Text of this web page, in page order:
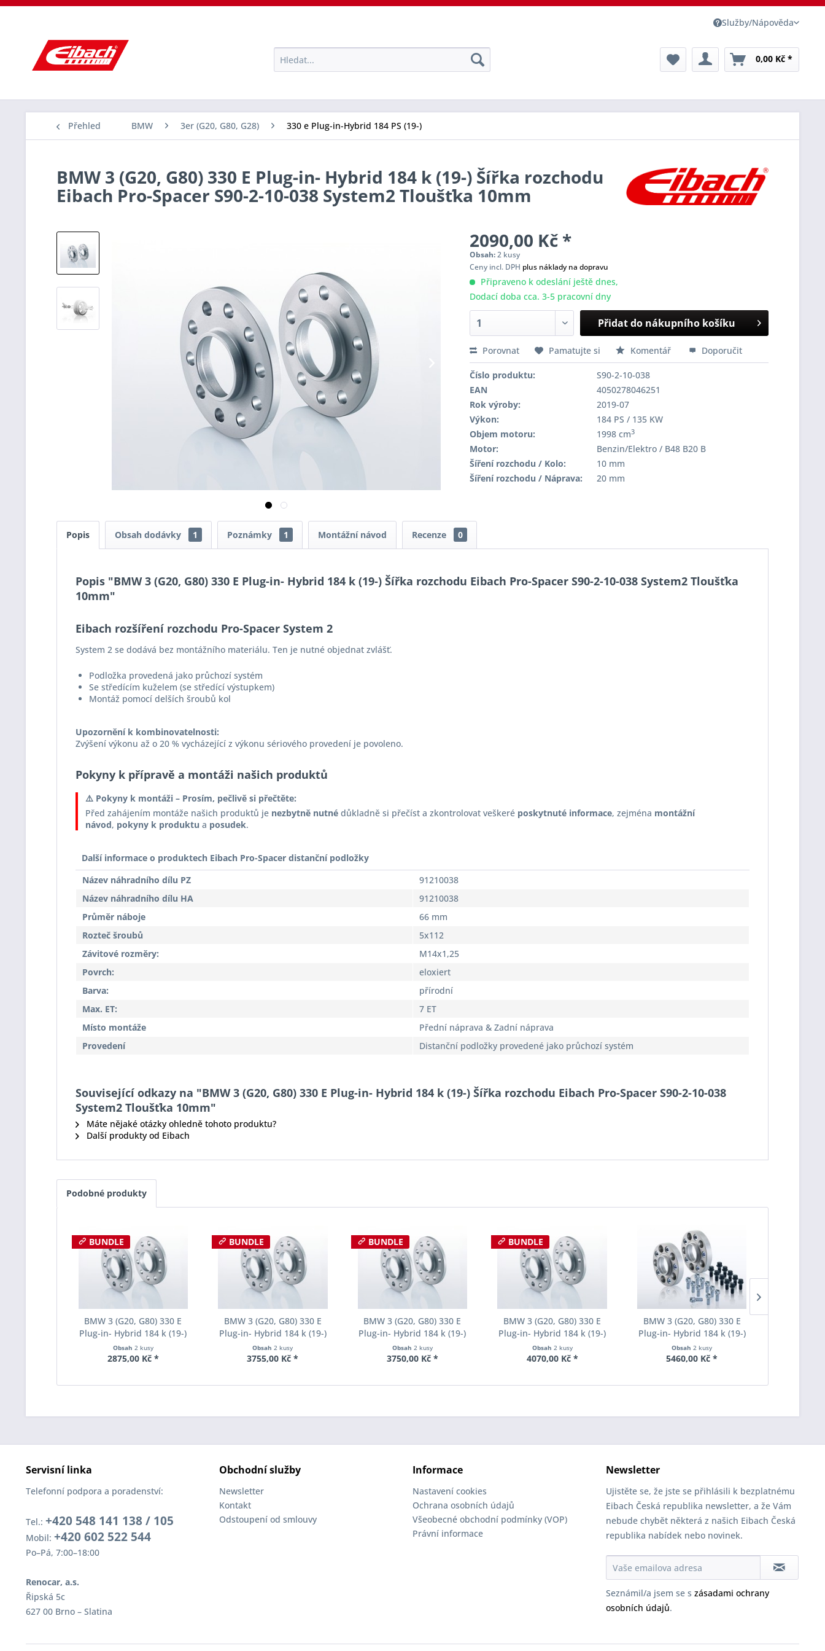
Služby/Nápověda
0,00 Kč *
Přehled BMW 3er (G20, G80, G28) 330 e Plug-in-Hybrid 184 PS (19-)
BMW 3 (G20, G80) 330 E Plug-in- Hybrid 184 k (19-) Šířka rozchodu
Eibach Pro-Spacer S90-2-10-038 System2 Tloušťka 10mm
2090,00 Kč *
Obsah:2 kusy
Ceny incl. DPH plus náklady na dopravu
Připraveno k odeslání ještě dnes,
Dodací doba cca. 3-5 pracovní dny
Přidat do nákupního košíku
Porovnat Pamatujte si Komentář Doporučit
Číslo produktu:
S90-2-10-038
EAN
4050278046251
Rok výroby:
2019-07
Výkon:
184 PS / 135 KW
Objem motoru:
1998 cm3
Motor:
Benzin/Elektro / B48 B20 B
Šíření rozchodu / Kolo:
10 mm
Šíření rozchodu / Náprava:
20 mm
Popis Obsah dodávky 1 Poznámky 1 Montážní návod Recenze 0
Popis "BMW 3 (G20, G80) 330 E Plug-in- Hybrid 184 k (19-) Šířka rozchodu Eibach Pro-Spacer S90-2-10-038 System2 Tloušťka
10mm"
Eibach rozšíření rozchodu Pro-Spacer System 2
System 2 se dodává bez montážního materiálu. Ten je nutné objednat zvlášť.
Podložka provedená jako průchozí systém
Se středícím kuželem (se středící výstupkem)
Montáž pomocí delších šroubů kol
Upozornění k kombinovatelnosti:
Zvýšení výkonu až o 20 % vycházející z výkonu sériového provedení je povoleno.
Pokyny k přípravě a montáži našich produktů
⚠️ Pokyny k montáži – Prosím, pečlivě si přečtěte:
Před zahájením montáže našich produktů je nezbytně nutné důkladně si přečíst a zkontrolovat veškeré poskytnuté informace, zejména montážní
návod, pokyny k produktu a posudek.
Další informace o produktech Eibach Pro-Spacer distanční podložky
Název náhradního dílu PZ
91210038
Název náhradního dílu HA
91210038
Průměr náboje
66 mm
Rozteč šroubů
5x112
Závitové rozměry:
M14x1,25
Povrch:
eloxiert
Barva:
přírodní
Max. ET:
7 ET
Místo montáže
Přední náprava & Zadní náprava
Provedení
Distanční podložky provedené jako průchozí systém
Související odkazy na "BMW 3 (G20, G80) 330 E Plug-in- Hybrid 184 k (19-) Šířka rozchodu Eibach Pro-Spacer S90-2-10-038
System2 Tloušťka 10mm"
Máte nějaké otázky ohledně tohoto produktu?
Další produkty od Eibach
Podobné produkty
BUNDLE
BMW 3 (G20, G80) 330 E
Plug-in- Hybrid 184 k (19-)
Šířka rozchodu Eibach Pro-
Spacer S90-2-12-023 System2
Obsah 2 kusy
2875,00 Kč *
BUNDLE
BMW 3 (G20, G80) 330 E
Plug-in- Hybrid 184 k (19-)
Šířka rozchodu Eibach Pro-
Spacer S90-2-15-055 System2
Obsah2 kusy
3755,00 Kč *
BUNDLE
BMW 3 (G20, G80) 330 E
Plug-in- Hybrid 184 k (19-)
Šířka rozchodu Eibach Pro-
Spacer S90-2-18-003 System2
Obsah 2 kusy
3750,00 Kč *
BUNDLE
BMW 3 (G20, G80) 330 E
Plug-in- Hybrid 184 k (19-)
Šířka rozchodu Eibach Pro-
Spacer S90-2-20-036 System2
Obsah 2 kusy
4070,00 Kč *
BMW 3 (G20, G80) 330 E
Plug-in- Hybrid 184 k (19-)
Šířka rozchodu Eibach Pro-
Spacer S90-7-20-044 System7
Obsah2 kusy
5460,00 Kč *
Servisní linka
Telefonní podpora a poradenství:
Tel.: +420 548 141 138 / 105
Mobil: +420 602 522 544
Po–Pá, 7:00–18:00
Renocar, a.s.
Řipská 5c
627 00 Brno – Slatina
Obchodní služby
Newsletter
Kontakt
Odstoupení od smlouvy
Informace
Nastavení cookies
Ochrana osobních údajů
Všeobecné obchodní podmínky (VOP)
Právní informace
Newsletter
Ujistěte se, že jste se přihlásili k bezplatnému
Eibach Česká republika newsletter, a že Vám
nebude chybět některá z našich Eibach Česká
republika nabídek nebo novinek.
Seznámil/a jsem se s zásadami ochrany
osobních údajů.